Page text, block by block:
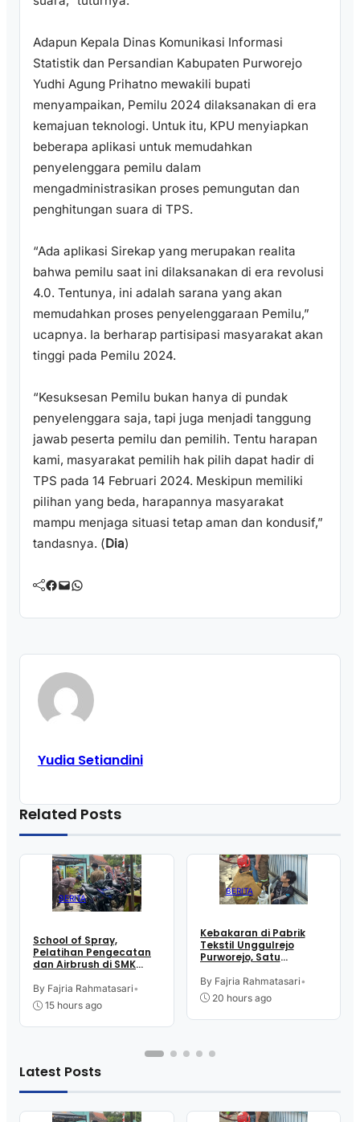
Adapun Kepala Dinas Komunikasi Informasi
Statistik dan Persandian Kabupaten Purworejo
Yudhi Agung Prihatno mewakili bupati
menyampaikan, Pemilu 2024 dilaksanakan di era
kemajuan teknologi. Untuk itu, KPU menyiapkan
beberapa aplikasi untuk memudahkan
penyelenggara pemilu dalam
mengadministrasikan proses pemungutan dan
penghitungan suara di TPS.
“Ada aplikasi Sirekap yang merupakan realita
bahwa pemilu saat ini dilaksanakan di era revolusi
4.0. Tentunya, ini adalah sarana yang akan
memudahkan proses penyelenggaraan Pemilu,”
ucapnya. Ia berharap partisipasi masyarakat akan
tinggi pada Pemilu 2024.
“Kesuksesan Pemilu bukan hanya di pundak
penyelenggara saja, tapi juga menjadi tanggung
jawab peserta pemilu dan pemilih. Tentu harapan
kami, masyarakat pemilih hak pilih dapat hadir di
TPS pada 14 Februari 2024. Meskipun memiliki
pilihan yang beda, harapannya masyarakat
mampu menjaga situasi tetap aman dan kondusif,”
tandasnya. (Dia)
Facebook Mail WhatsApp
Yudia Setiandini
Related Posts
BERITA
School of Spray,
Pelatihan Pengecatan
dan Airbrush di SMK
Kutoarjo
By Fajria Rahmatasari•
15 hours ago
BERITA
Kebakaran di Pabrik
Tekstil Unggulrejo
Purworejo, Satu
Tulang, Petugas
Damkar Sesak Nafas
By Fajria Rahmatasari•
20 hours ago
Latest Posts